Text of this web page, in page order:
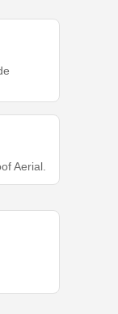
Aerial.